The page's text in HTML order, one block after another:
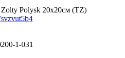
Zolty Polysk 20x20см (TZ)
1-031